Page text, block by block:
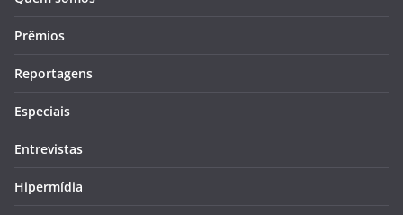
Prêmios
Reportagens
Especiais
Entrevistas
Hipermídia